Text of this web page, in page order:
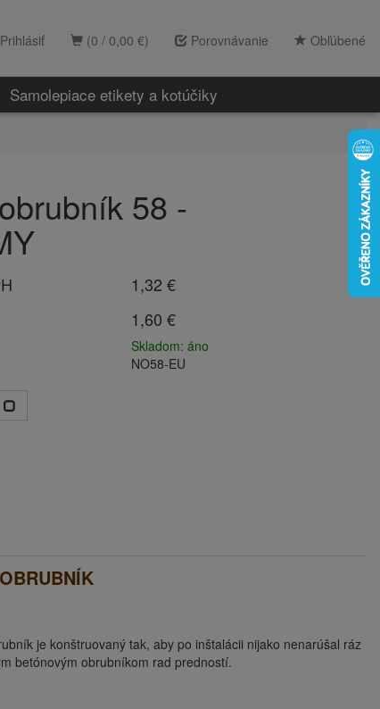
(0 / 0,00 €) Porovnávanie Obľúbené
Prihlásiť
Samolepiace etikety a kotúčiky
58 -
1,32 €
1,60 €
Skladom: áno
NO58-EU
je konštruovaný tak, aby po inštalácii nijako nenarúšal ráz
betónovým obrubníkom rad predností.